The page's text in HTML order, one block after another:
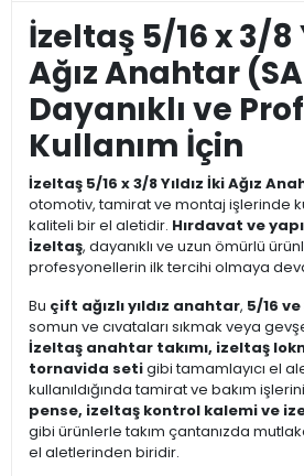
İzeltaş 5/16 x 3/8
Ağız Anahtar
Dayanıklı ve
Kullanım İçin
İzeltaş 5/16 x 3/8 Yıldız İki Ağız
otomotiv, tamirat ve montaj işlerinde
kaliteli bir el aletidir. Hırdavat ve
İzeltaş, dayanıklı ve uzun ömürlü
profesyonellerin ilk tercihi olmaya
Bu çift ağızlı yıldız anahtar, 5/16
somun ve cıvataları sıkmak veya
İzeltaş anahtar takımı, izeltaş
tornavida setigibi tamamlayıcı el
kullanıldığında tamirat ve bakım işlerini
pense, izeltaş kontrol kalemi ve
gibi ürünlerle takım çantanızda
el aletlerinden biridir.